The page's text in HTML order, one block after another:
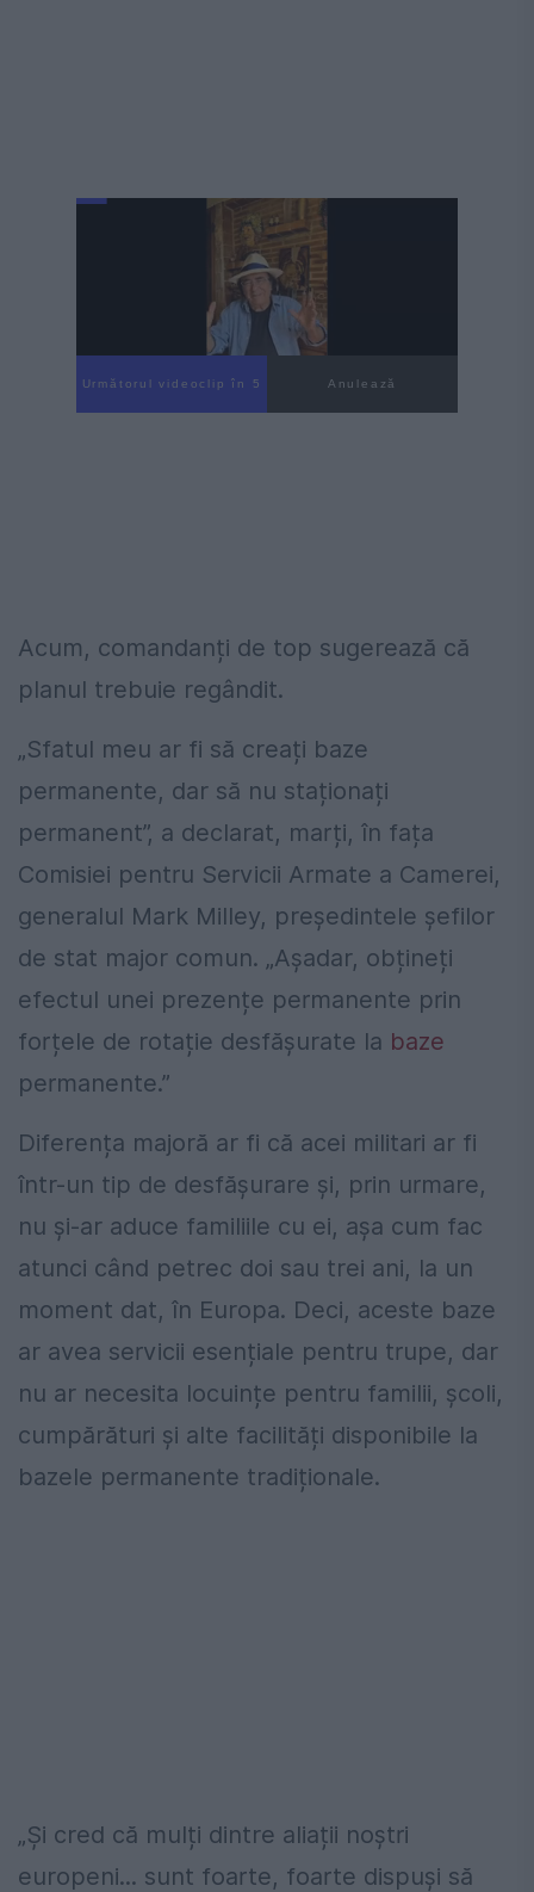
Următorul videoclip în 4 Anulează
Acum, comandanți de top sugerează că
planul trebuie regândit.
„Sfatul meu ar fi să creați baze
permanente, dar să nu staționați
permanent”, a declarat, marți, în fața
Comisiei pentru Servicii Armate a Camerei,
generalul Mark Milley, președintele șefilor
de stat major comun. „Așadar, obțineți
efectul unei prezențe permanente prin
forțele de rotație desfășurate la baze
permanente.”
Diferența majoră ar fi că acei militari ar fi
într-un tip de desfășurare și, prin urmare,
nu și-ar aduce familiile cu ei, așa cum fac
atunci când petrec doi sau trei ani, la un
moment dat, în Europa. Deci, aceste baze
ar avea servicii esențiale pentru trupe, dar
nu ar necesita locuințe pentru familii, școli,
cumpărături și alte facilități disponibile la
bazele permanente tradiționale.
„Și cred că mulți dintre aliații noștri
europeni... sunt foarte, foarte dispuși să